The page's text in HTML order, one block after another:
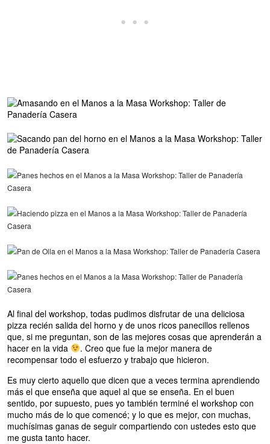
Al final del workshop, todas pudimos disfrutar de una deliciosa
pizza recién salida del horno y de unos ricos panecillos rellenos
que, si me preguntan, son de las mejores cosas que aprenderán a
hacer en la vida
. Creo que fue la mejor manera de
recompensar todo el esfuerzo y trabajo que hicieron.
Es muy cierto aquello que dicen que a veces termina aprendiendo
más el que enseña que aquel al que se enseña. En el buen
sentido, por supuesto, pues yo también terminé el workshop con
mucho más de lo que comencé; y lo que es mejor, con muchas,
muchísimas ganas de seguir compartiendo con ustedes esto que
me gusta tanto hacer.